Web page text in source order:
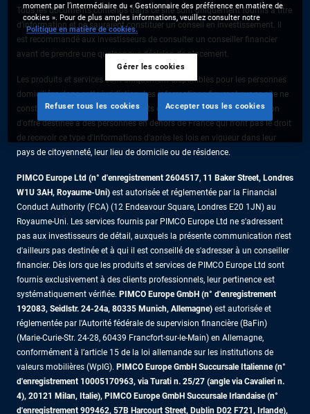
Tous les documents contenus dans ce site sont uniquement fournis à titre
d’information et ne sauraient constituer un conseil en investissement. Il
est recommandé aux investisseurs de consulter un conseiller financier
avant de prendre une quelconque décision de placement.
Les produits et services sont uniquement disponibles pour les personnes
domiciliées dans cette juridiction. Les informations figurant sur ce site ne
constituent pas une offre de produits ou de services ni une sollicitation
d'offre destinée à des personnes en dehors de France qui n'ont pas le droit
de recevoir ce type d'informations d'après les lois en vigueur dans leur
pays de citoyenneté, leur lieu de domicile ou de résidence.
PIMCO Europe Ltd (n° d'enregistrement 2604517, 11 Baker Street, Londres
W1U 3AH, Royaume-Uni) est autorisée et réglementée par la Financial
Conduct Authority (FCA) (12 Endeavour Square, Londres E20 1JN) au
Royaume-Uni. Les services fournis par PIMCO Europe Ltd ne s'adressent
pas aux investisseurs de détail, auxquels la présente communication n'est
d'ailleurs pas destinée et à qui il est conseillé de s'adresser à un conseiller
financier. Dès lors que les produits et services de PIMCO Europe Ltd sont
fournis exclusivement à des clients professionnels, leur pertinence est
systématiquement vérifiée. PIMCO Europe GmbH (n° d'enregistrement
192083, Seidlstr. 24-24a, 80335 Munich, Allemagne) est autorisée et
réglementée par l'Autorité fédérale de supervision financière (BaFin)
(Marie-Curie-Str. 24-28, 60439 Francfort-sur-le-Main) en Allemagne,
conformément à l’article 15 de la loi allemande sur les institutions de
valeurs mobilières (WpIG). PIMCO Europe GmbH Succursale Italienne (n°
d'enregistrement 10005170963, via Turati n. 25/27 (angle via Cavalieri n.
4), 20121 Milan, Italie), PIMCO Europe GmbH Succursale Irlandaise (n°
d'enregistrement 909462, 57B Harcourt Street, Dublin D02 F721, Irlande),
moment par l’intermédiaire du « Gestionnaire des préférence en matière de
cookies ». Pour de plus amples informations, veuillez consulter notre
Politique en matière de cookies.
Gérer les cookies
Refuser tous les cookies Accepter tous les cookies